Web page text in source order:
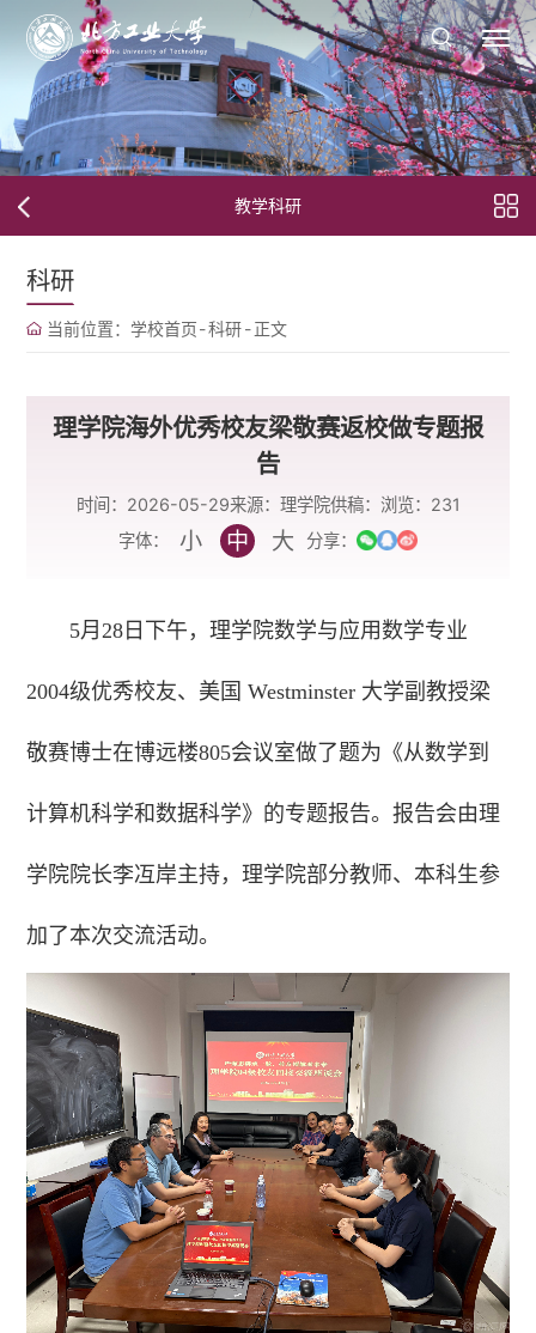
教学科研
科研
当前位置： 学校首页-科研-正文
理学院海外优秀校友梁敬赛返校做专题报
告
时间：2026-05-29来源：理学院供稿： 浏览： 231
字体：
小 中 大 分享：
5月28日下午，理学院数学与应用数学专业
2004级优秀校友、美国 Westminster 大学副教授梁
敬赛博士在博远楼805会议室做了题为《从数学到
计算机科学和数据科学》的专题报告。报告会由理
学院院长李冱岸主持，理学院部分教师、本科生参
加了本次交流活动。